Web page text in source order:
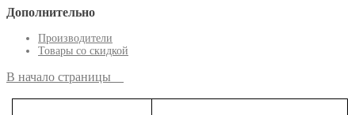
Дополнительно
Производители
Товары со скидкой
В начало страницы